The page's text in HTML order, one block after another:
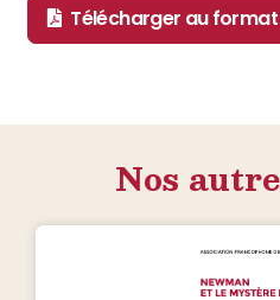
Télécharger au format
Nos